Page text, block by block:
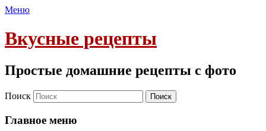
Меню
Вкусные рецепты
Простые домашние рецепты с фото
Поиск
Главное меню